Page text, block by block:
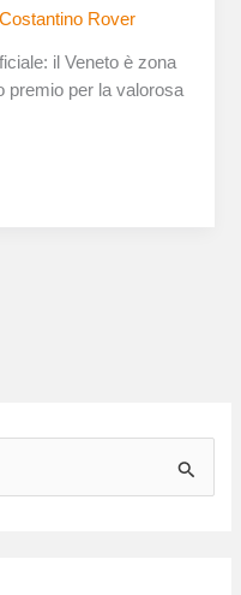
Costantino Rover
il Veneto è zona
premio per la valorosa